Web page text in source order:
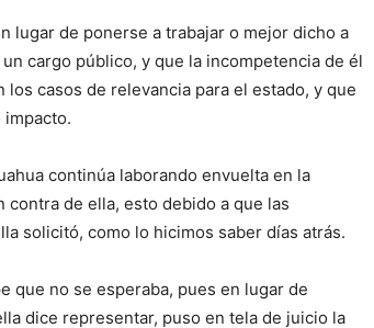
lugar de ponerse a trabajar o mejor dicho a
cargo público, y que la incompetencia de él
casos de relevancia para el estado, y que
continúa laborando envuelta en la
contra de ella, esto debido a que las
solicitó, como lo hicimos saber días atrás.
que no se esperaba, pues en lugar de
dice representar, puso en tela de juicio la